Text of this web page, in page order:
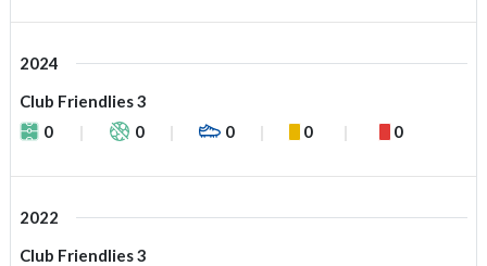
2024
Club Friendlies 3
0
0 0 0 0
2022
Club Friendlies 3